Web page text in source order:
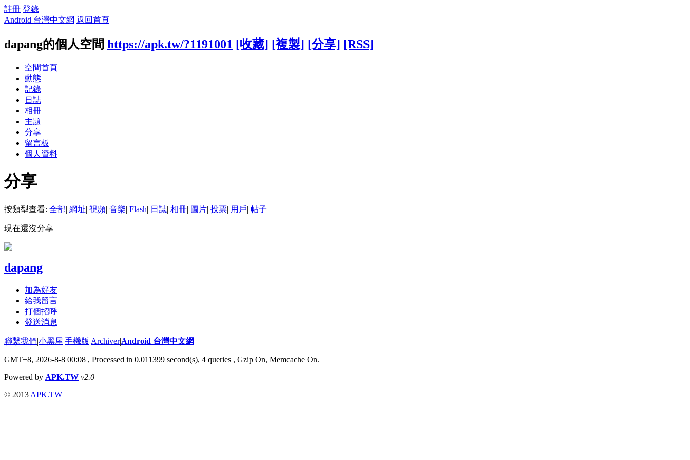
註冊 登錄
Android 台灣中文網 返回首頁
dapang的個人空間 https://apk.tw/?1191001 [收藏] [複製] [分享] [RSS]
空間首頁
動態
記錄
日誌
相冊
主題
分享
留言板
個人資料
分享
按類型查看: 全部| 網址| 視頻| 音樂| Flash| 日誌| 相冊| 圖片| 投票| 用戶| 帖子
現在還沒分享
dapang
加為好友
給我留言
打個招呼
發送消息
聯繫我們|小黑屋|手機版|Archiver|Android 台灣中文網
GMT+8, 2026-8-8 00:08 , Processed in 0.011399 second(s), 4 queries , Gzip On, Memcache On.
Powered by APK.TW v2.0
© 2013 APK.TW